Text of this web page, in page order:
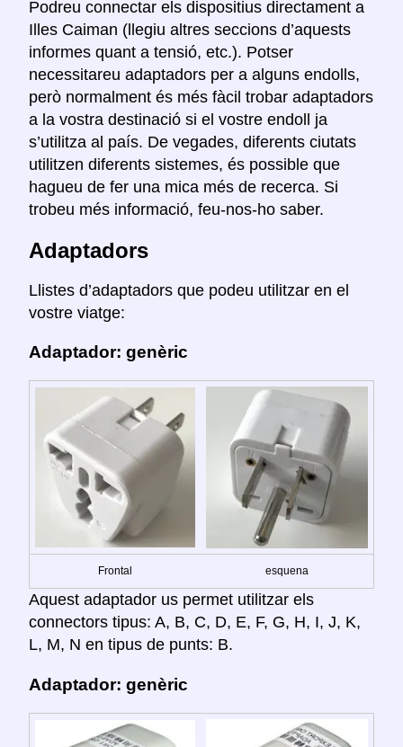
Podreu connectar els dispositius directament a
Illes Caiman (llegiu altres seccions d’aquests
informes quant a tensió, etc.). Potser
necessitareu adaptadors per a alguns endolls,
però normalment és més fàcil trobar adaptadors
a la vostra destinació si el vostre endoll ja
s’utilitza al país. De vegades, diferents ciutats
utilitzen diferents sistemes, és possible que
hagueu de fer una mica més de recerca. Si
trobeu més informació, feu-nos-ho saber.
Adaptadors
Llistes d’adaptadors que podeu utilitzar en el
vostre viatge:
Adaptador: genèric
Frontal esquena
Aquest adaptador us permet utilitzar els
connectors tipus: A, B, C, D, E, F, G, H, I, J, K,
L, M, N en tipus de punts: B.
Adaptador: genèric